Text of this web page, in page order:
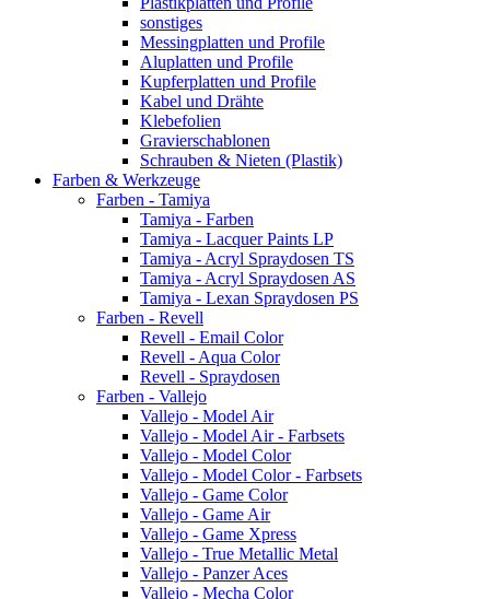
sonstiges
Messingplatten und Profile
Aluplatten und Profile
Kupferplatten und Profile
Kabel und Drähte
Klebefolien
Gravierschablonen
Schrauben & Nieten (Plastik)
Farben & Werkzeuge
Farben - Tamiya
Tamiya - Farben
Tamiya - Lacquer Paints LP
Tamiya - Acryl Spraydosen TS
Tamiya - Acryl Spraydosen AS
Tamiya - Lexan Spraydosen PS
Farben - Revell
Revell - Email Color
Revell - Aqua Color
Revell - Spraydosen
Farben - Vallejo
Vallejo - Model Air
Vallejo - Model Air - Farbsets
Vallejo - Model Color
Vallejo - Model Color - Farbsets
Vallejo - Game Color
Vallejo - Game Air
Vallejo - Game Xpress
Vallejo - True Metallic Metal
Vallejo - Panzer Aces
Vallejo - Mecha Color